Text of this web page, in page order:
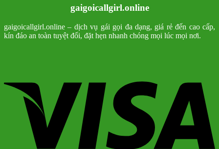
gaigoicallgirl.online
gaigoicallgirl.online – dịch vụ gái gọi đa dạng, giá rẻ đến cao cấp,
kín đáo an toàn tuyệt đối, đặt hẹn nhanh chóng mọi lúc mọi nơi.